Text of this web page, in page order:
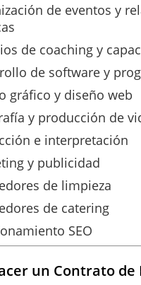
de eventos y
de coaching y
de software y
gráfico y diseño web
y producción de
e interpretación
y publicidad
de limpieza
de catering
SEO
un Contrato de